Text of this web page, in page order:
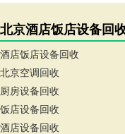
北京酒店饭店设备回
酒店饭店设备回收
北京空调回收
厨房设备回收
饭店设备回收
酒店设备回收